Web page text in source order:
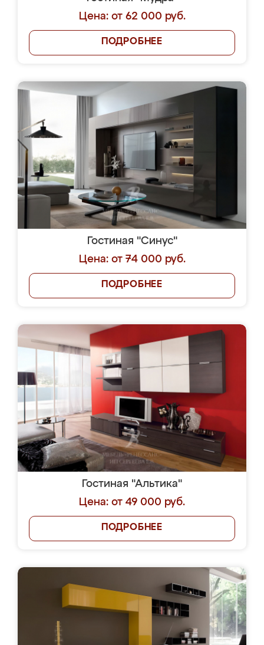
Цена: от 62 000 руб.
ПОДРОБНЕЕ
Гостиная "Синус"
Цена: от 74 000 руб.
ПОДРОБНЕЕ
Гостиная "Альтика"
Цена: от 49 000 руб.
ПОДРОБНЕЕ